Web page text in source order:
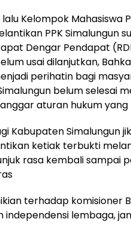
Kelompok Mahasiswa
PPK Simalungun
Dengar Pendapat
usai dilanjutkan,
perihatin bagi
belum selesai
aturan hukum
Kabupaten Simalungun
ketiak terbukti
rasa kembali sampai
terhadap komisioner
independensi lembaga,